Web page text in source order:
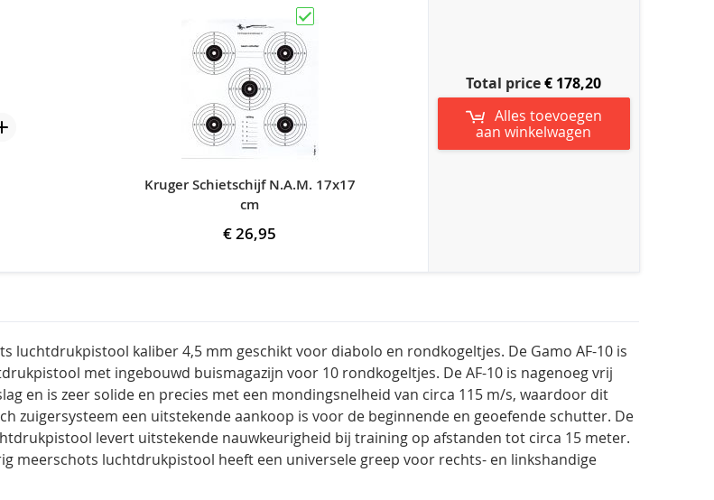
Kruger Schietschijf N.A.M. 17x17
cm
€ 26,95
Alles toevoegen
aan winkelwagen
Total price€ 178,20
luchtdrukpistool kaliber 4,5 mm geschikt voor diabolo en rondkogeltjes. De Gamo AF-10 is
met ingebouwd buismagazijn voor 10 rondkogeltjes. De AF-10 is nagenoeg vrij
en is zeer solide en precies met een mondingsnelheid van circa 115 m/s, waardoor dit
zuigersysteem een uitstekende aankoop is voor de beginnende en geoefende schutter. De
levert uitstekende nauwkeurigheid bij training op afstanden tot circa 15 meter.
meerschots luchtdrukpistool heeft een universele greep voor rechts- en linkshandige